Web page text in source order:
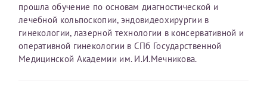
прошла обучение по основам диагностической и
лечебной кольпоскопии, эндовидеохирургии в
гинекологии, лазерной технологии в консервативной и
оперативной гинекологии в СПб Государственной
Медицинской Академии им. И.И.Мечникова.
налогоплательщик, тот, кто будет получать вычет - ФИО
налогоплательщика